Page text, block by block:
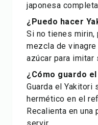
japonesa
¿Puedo hacer
Si no tienes
mezcla de
azúcar para imitar
¿Cómo guardo
Guarda el Yakitori
hermético en el
Recalienta en